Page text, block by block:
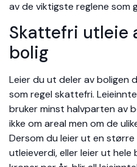
av de viktigste reglene som
Skattefri utleie
bolig
Leier du ut deler av boligen
som regel skattefri.
bruker minst halvparten av
ikke om areal men om de
Dersom du leier ut en
utleieverdi, eller leier ut